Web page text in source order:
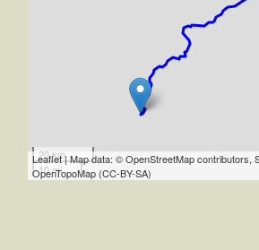
20 km
10 mi
Leaflet | Map data: © OpenStreetMap contributors,
OpenTopoMap (CC-BY-SA)